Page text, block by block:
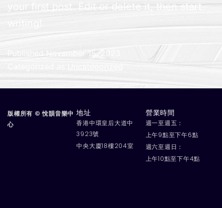
your first post. Edit or delete it, then start
Published
November 15, 2023
版權所有 © 悅韻音樂中
心
地址
香港中環皇后大道中
3923號
中央大廈18樓204室
營業時間
週一至週五：
上午9點至下午6點
週六至週日：
上午10點至下午4點